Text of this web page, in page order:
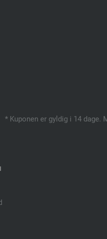
* Kuponen er gyldig i 14 dage.